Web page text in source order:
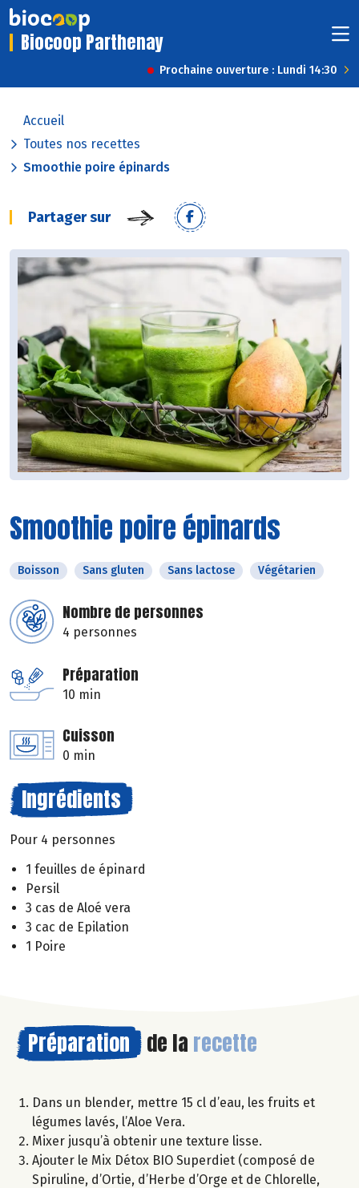
Biocoop Parthenay
Prochaine ouverture : Lundi 14:30
Accueil
Toutes nos recettes
Smoothie poire épinards
Partager sur
Smoothie poire épinards
Boisson Sans gluten Sans lactose Végétarien
Nombre de personnes
4 personnes
Préparation
10 min
Cuisson
0 min
Ingrédients
Pour 4 personnes
1 feuilles de épinard
Persil
3 cas de Aloé vera
3 cac de Epilation
1 Poire
Préparation de la recette
Dans un blender, mettre 15 cl d’eau, les fruits et
légumes lavés, l’Aloe Vera.
Mixer jusqu’à obtenir une texture lisse.
Ajouter le Mix Détox BIO Superdiet (composé de
Spiruline, d’Ortie, d’Herbe d’Orge et de Chlorelle,